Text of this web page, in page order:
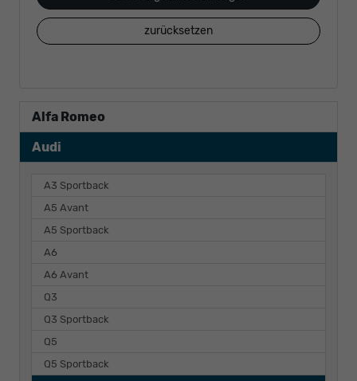
zurücksetzen
Alfa Romeo
Audi
A3 Sportback
A5 Avant
A5 Sportback
A6
A6 Avant
Q3
Q3 Sportback
Q5
Q5 Sportback